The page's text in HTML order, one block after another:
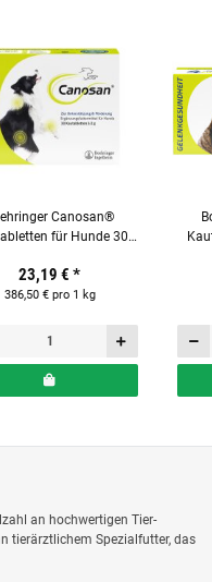
Canosan®
für Hunde 30
23,19 € *
386,50 € pro 1 kg
an hochwertigen Tier-
tierärztlichem Spezialfutter, das